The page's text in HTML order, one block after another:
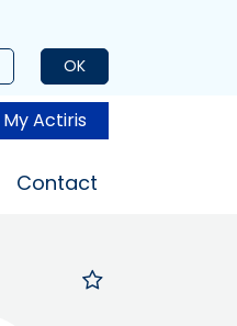
OK
My Actiris
Contact